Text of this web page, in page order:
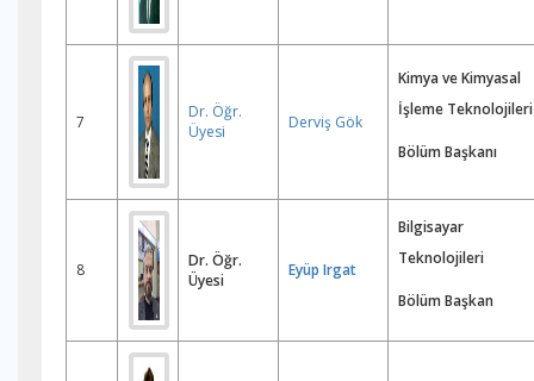
7
Dr. Öğr.
Üyesi
Derviş Gök
Kimya ve Kimyasal
İşleme Teknolojileri
Bölüm Başkanı
8
Dr. Öğr.
Üyesi
Eyüp Irgat
Bilgisayar
Teknolojileri
Bölüm Başkan